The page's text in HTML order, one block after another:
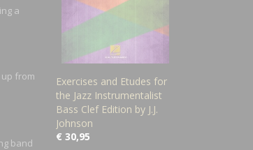
a
from
band
Exercises and Etudes for
the Jazz Instrumentalist
Bass Clef Edition by J.J.
Johnson
€ 30,95